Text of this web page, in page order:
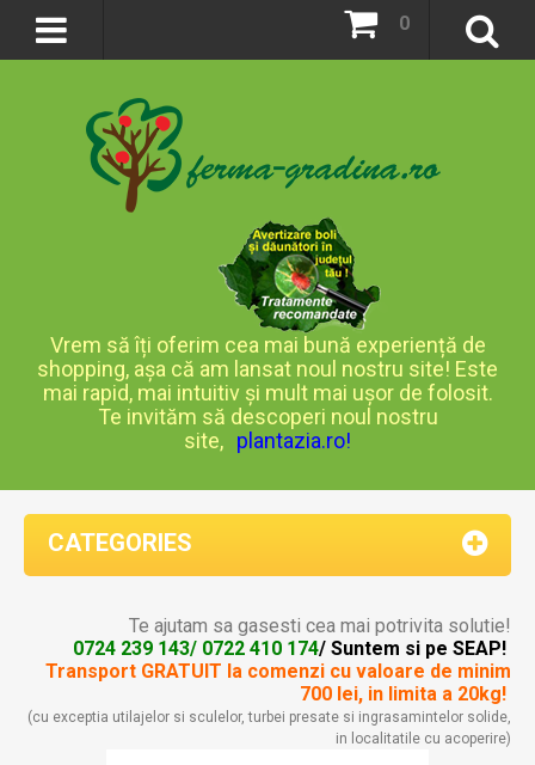
0
Vrem să îți oferim cea mai bună experiență de
shopping, așa că am lansat noul nostru site! Este
mai rapid, mai intuitiv și mult mai ușor de folosit.
Te invităm să descoperi noul nostru
site, plantazia.ro!
CATEGORIES
Te ajutam sa gasesti cea mai potrivita solutie!
0724 239 143/ 0722 410 174/ Suntem si pe SEAP!
Transport GRATUIT la comenzi cu valoare de minim
700 lei, in limita a 20kg!
(cu exceptia utilajelor si sculelor, turbei presate si ingrasamintelor solide,
in localitatile cu acoperire)